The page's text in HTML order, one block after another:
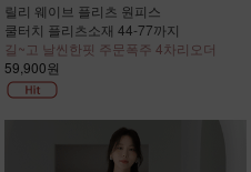
릴리 웨이브 플리츠 원피스
쿨터치 플리츠소재 44-77까지
길~고 날씬한핏 주문폭주 4차리오더
59,900원